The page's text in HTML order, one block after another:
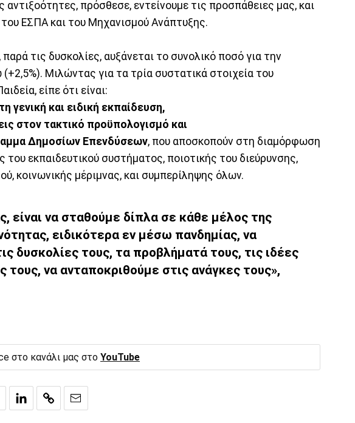
πρόσθεσε, εντείνουμε τις προσπάθειες μας, και
ΕΣΠΑ και του Μηχανισμού Ανάπτυξης.
τις δυσκολίες, αυξάνεται το συνολικό ποσό για την
Μιλώντας για τα τρία συστατικά στοιχεία του
είπε ότι είναι:
γενική και ειδική εκπαίδευση,
στον τακτικό προϋπολογισμό και
Δημοσίων Επενδύσεων, που αποσκοπούν στη διαμόρφωση
του εκπαιδευτικού συστήματος, ποιοτικής του διεύρυνσης,
κοινωνικής μέριμνας, και συμπερίληψης όλων.
είναι να σταθούμε δίπλα σε κάθε μέλος της
ειδικότερα εν μέσω πανδημίας, να
δυσκολίες τους, τα προβλήματά τους, τις ιδέες
τους, να ανταποκριθούμε στις ανάγκες τους»,
στο κανάλι μας στο YouTube